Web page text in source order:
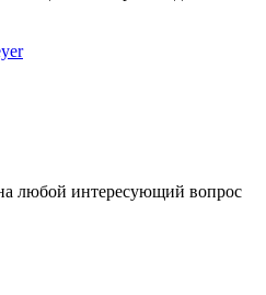
любой интересующий вопрос